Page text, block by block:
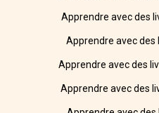
Apprendre avec des
Apprendre avec des
Apprendre avec des
Apprendre avec des